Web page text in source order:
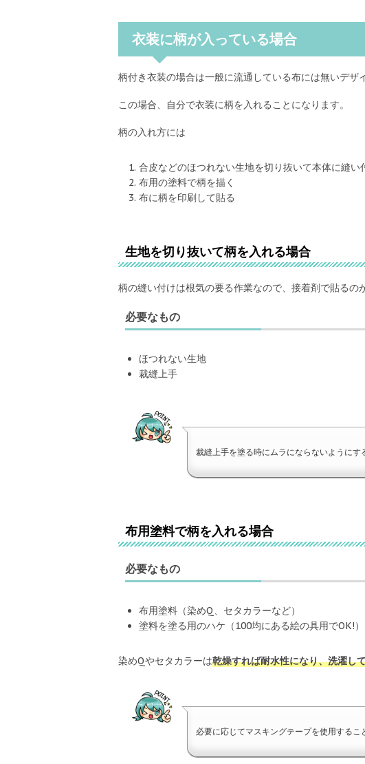
衣装に柄が入っている場合
柄付き衣装の場合は一般に流通している布には無いデザ
この場合、自分で衣装に柄を入れることになります。
柄の入れ方には
合皮などのほつれない生地を切り抜いて本体に縫い
布用の塗料で柄を描く
布に柄を印刷して貼る
生地を切り抜いて柄を入れる場合
柄の縫い付けは根気の要る作業なので、接着剤で貼るの
必要なもの
ほつれない生地
裁縫上手
裁縫上手を塗る時にムラにならないようにす
布用塗料で柄を入れる場合
必要なもの
布用塗料（染めQ、セタカラーなど）
塗料を塗る用のハケ（100均にある絵の具用でOK!）
染めQやセタカラーは乾燥すれば耐水性になり、洗濯し
必要に応じてマスキングテープを使用するこ